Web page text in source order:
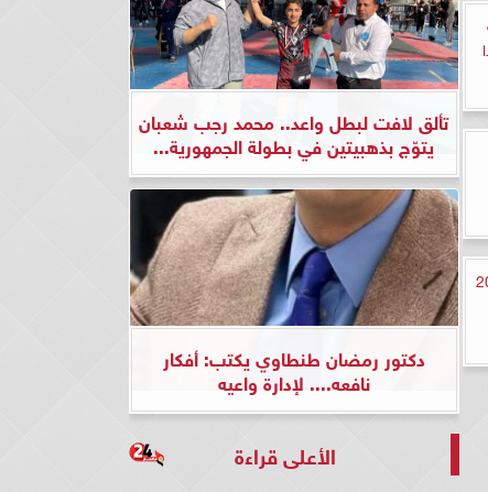
16-1-2024
تألق لافت لبطل واعد.. محمد رجب شعبان
يتوّج بذهبيتين في بطولة الجمهورية...
دكتور رمضان طنطاوي يكتب: أفكار
نافعه.... لإدارة واعيه
الأعلى قراءة